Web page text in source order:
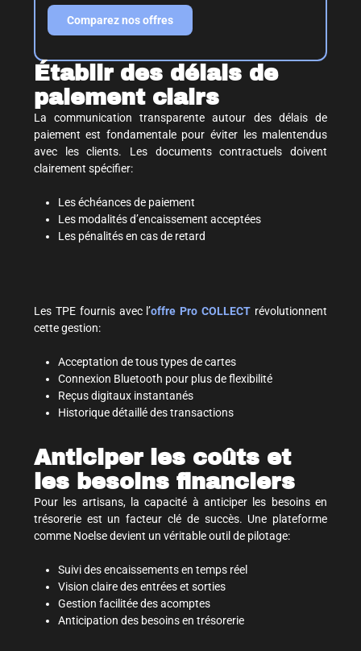
Comparez nos offres
Établir des délais de
paiement clairs
La communication transparente autour des délais de
paiement est fondamentale pour éviter les malentendus
avec les clients. Les documents contractuels doivent
clairement spécifier:
Les échéances de paiement
Les modalités d’encaissement acceptées
Les pénalités en cas de retard
Les TPE fournis avec l’offre Pro COLLECT révolutionnent
cette gestion:
Acceptation de tous types de cartes
Connexion Bluetooth pour plus de flexibilité
Reçus digitaux instantanés
Historique détaillé des transactions
Anticiper les coûts et
les besoins financiers
Pour les artisans, la capacité à anticiper les besoins en
trésorerie est un facteur clé de succès. Une plateforme
comme Noelse devient un véritable outil de pilotage:
Suivi des encaissements en temps réel
Vision claire des entrées et sorties
Gestion facilitée des acomptes
Anticipation des besoins en trésorerie